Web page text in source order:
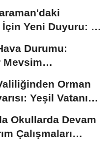
Yeni Duyuru: 11
Durumu:
Mevsim
Orman
Yeşil Vatanı
Okullarda Devam
Çalışmaları